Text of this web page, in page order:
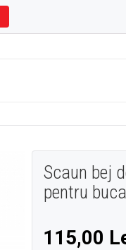
Scaun bej
pentru
115,00